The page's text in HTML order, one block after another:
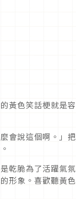
黃色笑話梗就是容
會說這個啊。」把
乾脆為了活躍氣氛
形象。喜歡聽黃色